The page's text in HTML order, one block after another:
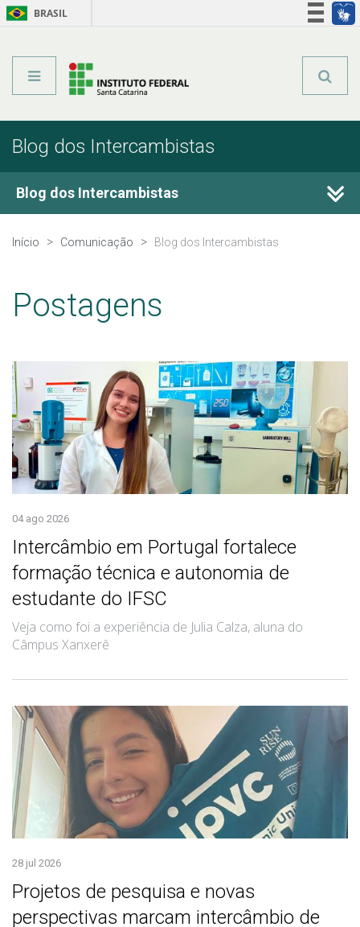
BRASIL
Blog dos Intercambistas
Blog dos Intercambistas
Sobre o Blog
Início Comunicação Blog dos Intercambistas
Postagens
04 ago 2026
Intercâmbio em Portugal fortalece
formação técnica e autonomia de
estudante do IFSC
Veja como foi a experiência de Julia Calza, aluna do
Câmpus Xanxerê
28 jul 2026
Projetos de pesquisa e novas
perspectivas marcam intercâmbio de